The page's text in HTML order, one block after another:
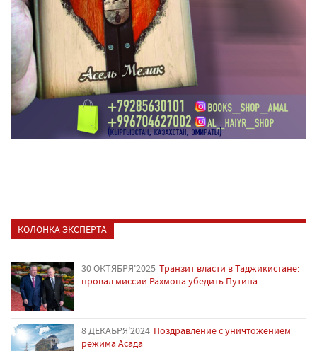
КОЛОНКА ЭКСПЕРТА
30 ОКТЯБРЯ'2025 Транзит власти в Таджикистане:
провал миссии Рахмона убедить Путина
8 ДЕКАБРЯ'2024 Поздравление с уничтожением
режима Асада